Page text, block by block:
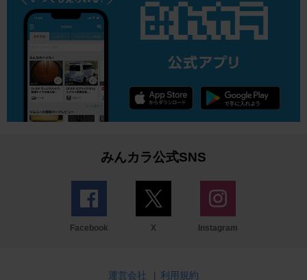
みんカラ公式SNS
Facebook X Instagram
運営会社 | 利用規約